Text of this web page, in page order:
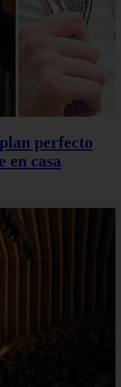
perfecto
en casa